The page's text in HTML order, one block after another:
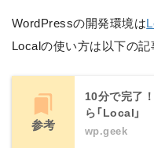
WordPressの開発環境は
Localの使い方は以下の記
参考
10分で完了
ら「Local」
wp.geek